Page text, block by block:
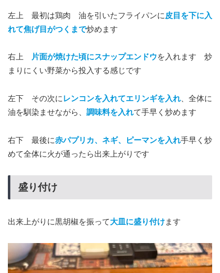
左上 最初は鶏肉 油を引いたフライパンに 皮目を下に入
れて焦げ目がつくまで炒めます
右上 片面が焼けた頃にスナップエンドウを入れます 炒
まりにくい野菜から投入する感じです
左下 その次に レンコンを入れてエリンギを入れ 、全体に
油を馴染ませながら、 調味料を入れて手早く炒めます
右下 最後に赤パプリカ、ネギ、ピーマンを入れ手早く炒
めて全体に火が通ったら出来上がりです
盛り付け
出来上がりに黒胡椒を振って大皿に盛り付けます